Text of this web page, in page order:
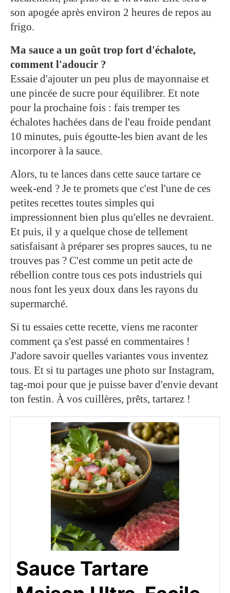
son apogée après environ 2 heures de repos au
frigo.
Ma sauce a un goût trop fort d'échalote,
comment l'adoucir ?
Essaie d'ajouter un peu plus de mayonnaise et
une pincée de sucre pour équilibrer. Et note
pour la prochaine fois : fais tremper tes
échalotes hachées dans de l'eau froide pendant
10 minutes, puis égoutte-les bien avant de les
incorporer à la sauce.
Alors, tu te lances dans cette sauce tartare ce
week-end ? Je te promets que c'est l'une de ces
petites recettes toutes simples qui
impressionnent bien plus qu'elles ne devraient.
Et puis, il y a quelque chose de tellement
satisfaisant à préparer ses propres sauces, tu ne
trouves pas ? C'est comme un petit acte de
rébellion contre tous ces pots industriels qui
nous font les yeux doux dans les rayons du
supermarché.
Si tu essaies cette recette, viens me raconter
comment ça s'est passé en commentaires !
J'adore savoir quelles variantes vous inventez
tous. Et si tu partages une photo sur Instagram,
tag-moi pour que je puisse baver d'envie devant
ton festin. À vos cuillères, prêts, tartarez !
Sauce Tartare